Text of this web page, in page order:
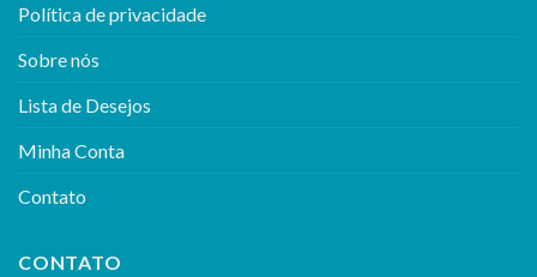
Política de privacidade
Sobre nós
Lista de Desejos
Minha Conta
Contato
CONTATO